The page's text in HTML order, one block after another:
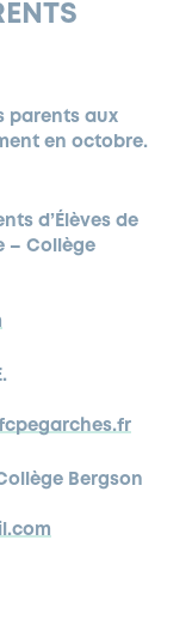
parents aux
en octobre.
d’Élèves de
– Collège
Bergson